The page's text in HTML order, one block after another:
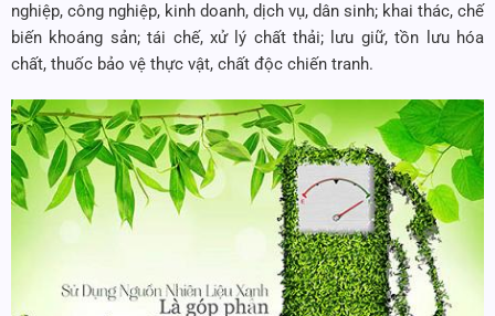
nghiệp, công nghiệp, kinh doanh, dịch vụ, dân sinh; khai thác, chế
biến khoáng sản; tái chế, xử lý chất thải; lưu giữ, tồn lưu hóa
chất, thuốc bảo vệ thực vật, chất độc chiến tranh.